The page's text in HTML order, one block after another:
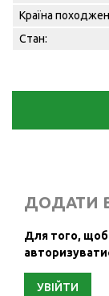
Країна
Стан:
ДОДАТИ
Для того, щоб
УВІЙТИ